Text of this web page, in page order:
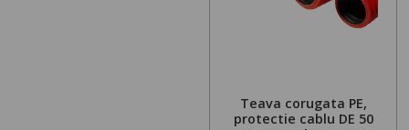
Teava corugata PE,
protectie cablu DE 50